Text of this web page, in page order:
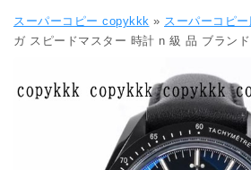
スーパーコピー copykkk » スーパーコピ
ガ スピードマスター 時計 n 級 品 ブラン